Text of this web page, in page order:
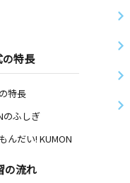
特長
特長
のふしぎ
んだい! KUMON
の流れ